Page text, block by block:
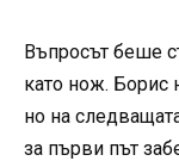
Въпросът беше
като нож. Борис
но на
за първи път